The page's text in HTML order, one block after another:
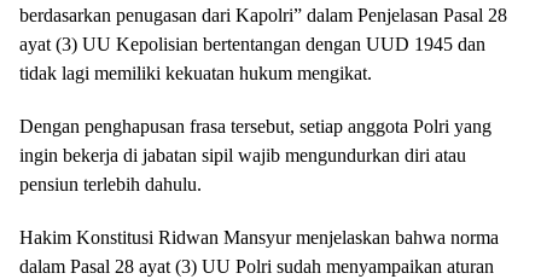
berdasarkan penugasan dari Kapolri” dalam Penjelasan Pasal 28
ayat (3) UU Kepolisian bertentangan dengan UUD 1945 dan
tidak lagi memiliki kekuatan hukum mengikat.
Dengan penghapusan frasa tersebut, setiap anggota Polri yang
ingin bekerja di jabatan sipil wajib mengundurkan diri atau
pensiun terlebih dahulu.
Hakim Konstitusi Ridwan Mansyur menjelaskan bahwa norma
dalam Pasal 28 ayat (3) UU Polri sudah menyampaikan aturan